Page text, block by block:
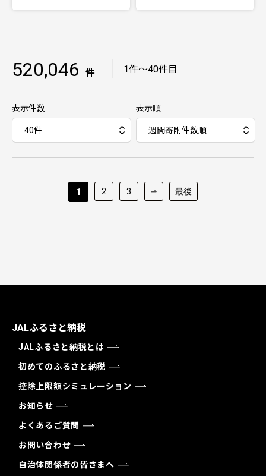
520,046 件 1件～40件目
表示件数 表示順
1 2 3 最後
JALふるさと納税
JALふるさと納税とは
初めてのふるさと納税
控除上限額シミュレーション
お知らせ
よくあるご質問
お問い合わせ
自治体関係者の皆さまへ